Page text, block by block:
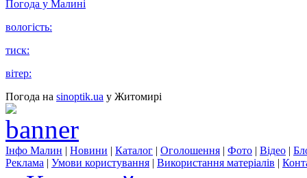
Погода у Малині
вологість:
тиск:
вітер:
Погода на sinoptik.ua у Житомирі
Інфо Малин | Новини | Каталог | Оголошення | Фото | Відео |
Реклама | Умови користування | Використання матеріалів |